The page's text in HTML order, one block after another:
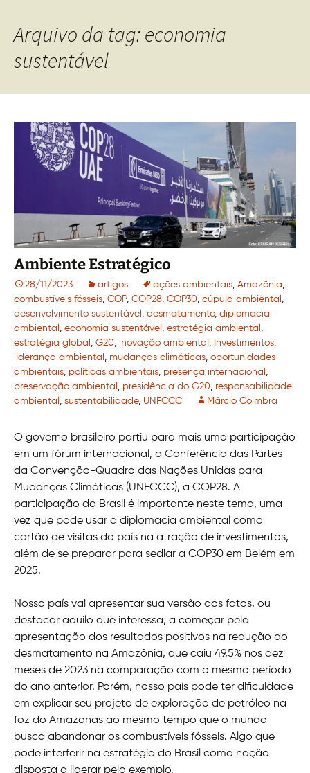
Arquivo da tag: economia
sustentável
Ambiente Estratégico
28/11/2023 artigos ações ambientais, Amazônia,
combustíveis fósseis, COP, COP28, COP30, cúpula ambiental ,
desenvolvimento sustentável , desmatamento, diplomacia
ambiental , economia sustentável , estratégia ambiental ,
estratégia global , G20, inovação ambiental , Investimentos,
liderança ambiental , mudanças climáticas, oportunidades
ambientais, políticas ambientais, presença internacional ,
preservação ambiental , presidência do G20, responsabilidade
ambiental , sustentabilidade, UNFCCC Márcio Coimbra
O governo brasileiro partiu para mais uma participação
em um fórum internacional, a Conferência das Partes
da Convenção-Quadro das Nações Unidas para
Mudanças Climáticas (UNFCCC), a COP28. A
participação do Brasil é importante neste tema, uma
vez que pode usar a diplomacia ambiental como
cartão de visitas do país na atração de investimentos,
além de se preparar para sediar a COP30 em Belém em
2025.
Nosso país vai apresentar sua versão dos fatos, ou
destacar aquilo que interessa, a começar pela
apresentação dos resultados positivos na redução do
desmatamento na Amazônia, que caiu 49,5% nos dez
meses de 2023 na comparação com o mesmo período
do ano anterior. Porém, nosso país pode ter dificuldade
em explicar seu projeto de exploração de petróleo na
foz do Amazonas ao mesmo tempo que o mundo
busca abandonar os combustíveis fósseis. Algo que
pode interferir na estratégia do Brasil como nação
disposta a liderar pelo exemplo.